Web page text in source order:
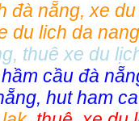
đà nẵng,xe
du lich da nang
, thuê xe du
cầu đà
, hut ham